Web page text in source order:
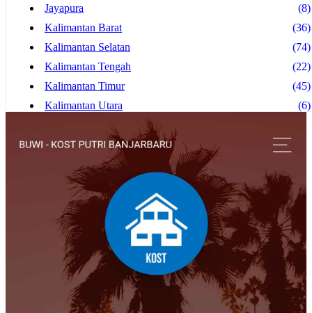
Jayapura
(8)
Kalimantan Barat
(36)
Kalimantan Selatan
(74)
Kalimantan Tengah
(22)
Kalimantan Timur
(45)
Kalimantan Utara
(6)
Kupang
Lampung
Madiun
(13)
Magelang
Makassar
(20)
Malang
(83)
Manado
(30)
Mataram
(5)
Medan
(28)